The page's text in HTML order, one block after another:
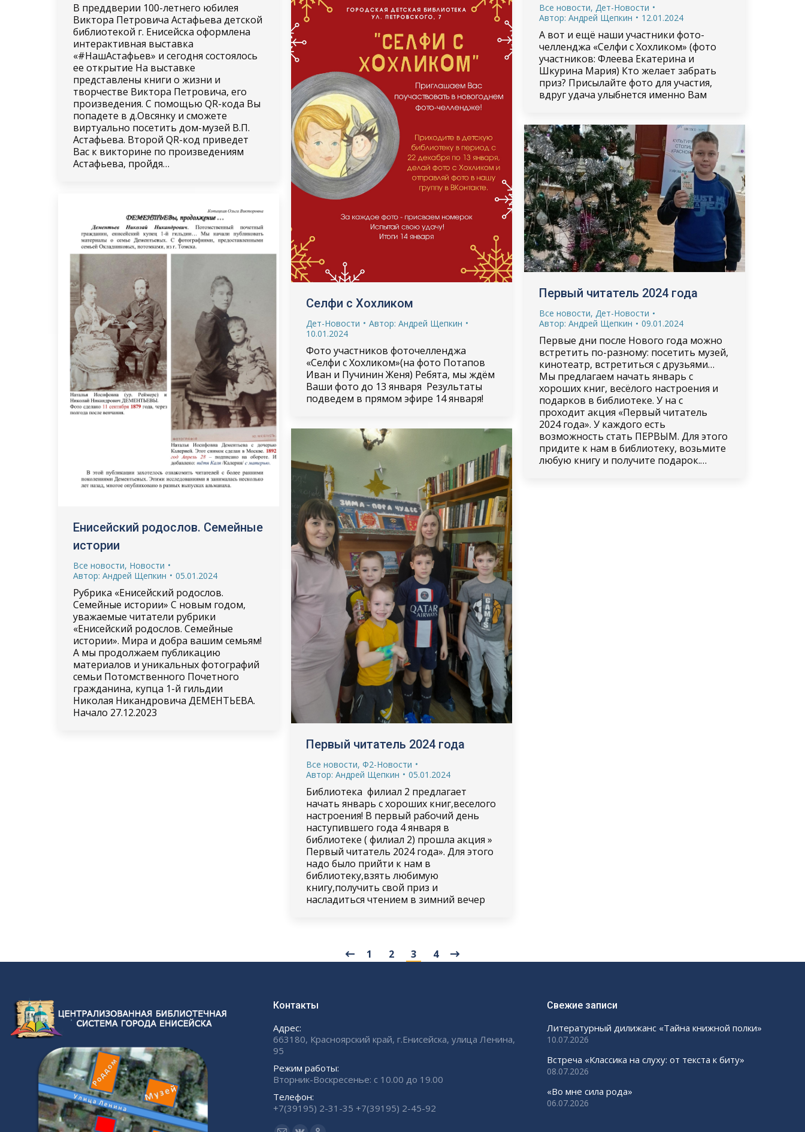
В преддверии 100-летнего юбилея
Виктора Петровича Астафьева детской
библиотекой г. Енисейска оформлена
интерактивная выставка
«#НашАстафьев» и сегодня состоялось
ее открытие На выставке
представлены книги о жизни и
творчестве Виктора Петровича, его
произведения. С помощью QR-кода Вы
попадете в д.Овсянку и сможете
виртуально посетить дом-музей В.П.
Астафьева. Второй QR-код приведет
Вас к викторине по произведениям
Астафьева, пройдя…
Все новости, Дет-Новости
Автор: Андрей Щепкин 12.01.2024
А вот и ещё наши участники фото-
челленджа «Селфи с Хохликом» (фото
участников: Флеева Екатерина и
Шкурина Мария) Кто желает забрать
приз? Присылайте фото для участия,
вдруг удача улыбнется именно Вам
Селфи с Хохликом
Дет-Новости Автор: Андрей Щепкин
10.01.2024
Фото участников фоточелленджа
«Селфи с Хохликом»(на фото Потапов
Иван и Пучинин Женя) Ребята, мы ждём
Ваши фото до 13 января Результаты
подведем в прямом эфире 14 января!
Первый читатель 2024 года
Все новости, Дет-Новости
Автор: Андрей Щепкин 09.01.2024
Первые дни после Нового года можно
встретить по-разному: посетить музей,
кинотеатр, встретиться с друзьями…
Мы предлагаем начать январь с
хороших книг, весёлого настроения и
подарков в библиотеке. У на с
проходит акция «Первый читатель
2024 года». У каждого есть
возможность стать ПЕРВЫМ. Для этого
придите к нам в библиотеку, возьмите
любую книгу и получите подарок.…
Енисейский родослов. Семейные
истории
Все новости, Новости
Автор: Андрей Щепкин 05.01.2024
Рубрика «Енисейский родослов.
Семейные истории» С новым годом,
уважаемые читатели рубрики
«Енисейский родослов. Семейные
истории». Мира и добра вашим семьям!
А мы продолжаем публикацию
материалов и уникальных фотографий
семьи Потомственного Почетного
гражданина, купца 1-й гильдии
Николая Никандровича ДЕМЕНТЬЕВА.
Начало 27.12.2023
Первый читатель 2024 года
Все новости, Ф2-Новости
Автор: Андрей Щепкин 05.01.2024
Библиотека филиал 2 предлагает
начать январь с хороших книг,веселого
настроения! В первый рабочий день
наступившего года 4 января в
библиотеке ( филиал 2) прошла акция »
Первый читатель 2024 года». Для этого
надо было прийти к нам в
библиотеку,взять любимую
книгу,получить свой приз и
насладиться чтением в зимний вечер
1 2 3 4
Контакты
Адрес:
663180, Красноярский край, г.Енисейска, улица Ленина,
95
Режим работы:
Вторник-Воскресенье: с 10.00 до 19.00
Телефон:
+7(39195) 2-31-35 +7(39195) 2-45-92
Ищите нас:
Свежие записи
Литературный дилижанс «Тайна книжной полки»
10.07.2026
Встреча «Классика на слуху: от текста к биту»
08.07.2026
«Во мне сила рода»
06.07.2026